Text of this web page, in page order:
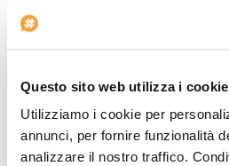
Questo sito web utilizza i cookie
Utilizziamo i cookie per
annunci, per fornire funzionalità
analizzare il nostro traffico.
Vierbettzimmer: 4
Boutique
Saal mit Projektor